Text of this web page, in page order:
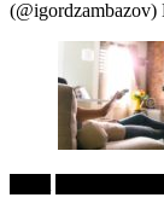
(@igordzambazov)